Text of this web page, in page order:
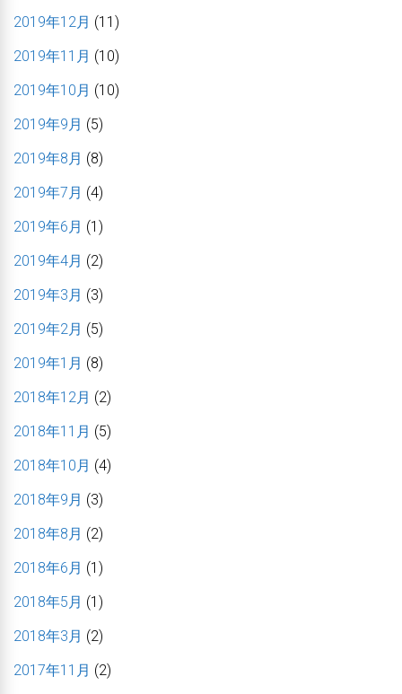
2019年12月 (11)
2019年11月 (10)
2019年10月 (10)
2019年9月 (5)
2019年8月 (8)
2019年7月 (4)
2019年6月 (1)
2019年4月 (2)
2019年3月 (3)
2019年2月 (5)
2019年1月 (8)
2018年12月 (2)
2018年11月 (5)
2018年10月 (4)
2018年9月 (3)
2018年8月 (2)
2018年6月 (1)
2018年5月 (1)
2018年3月 (2)
2017年11月 (2)